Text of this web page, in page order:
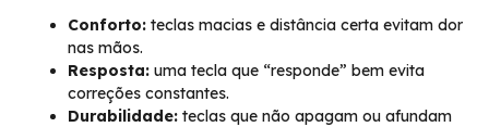
Conforto: teclas macias e distância certa evitam dor
nas mãos.
Resposta: uma tecla que “responde” bem evita
correções constantes.
Durabilidade: teclas que não apagam ou afundam